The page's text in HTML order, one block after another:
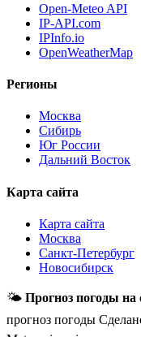
Open-Meteo API
IP-API.com
IPInfo.io
OpenWeatherMap
Регионы
Москва
Сибирь
Юг России
Дальний Восток
Карта сайта
Карта сайта
Москва
Санкт-Петербург
Новосибирск
🌤 Прогноз погоды на
прогноз погоды